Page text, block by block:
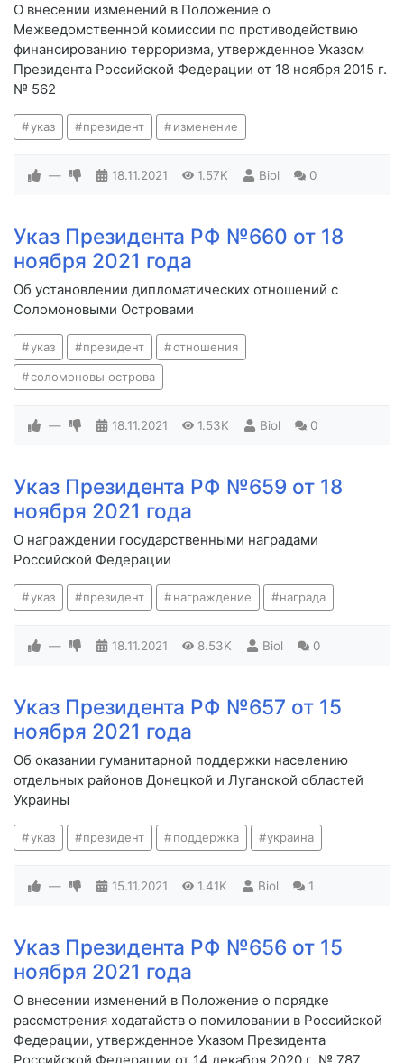
О внесении изменений в Положение о
Межведомственной комиссии по противодействию
финансированию терроризма, утвержденное Указом
Президента Российской Федерации от 18 ноября 2015 г.
№ 562
указ президент изменение
— 18.11.2021 1.57K Biol 0
Указ Президента РФ №660 от 18
ноября 2021 года
Об установлении дипломатических отношений с
Соломоновыми Островами
указ президент отношения
соломоновы острова
— 18.11.2021 1.53K Biol 0
Указ Президента РФ №659 от 18
ноября 2021 года
О награждении государственными наградами
Российской Федерации
указ президент награждение награда
— 18.11.2021 8.53K Biol 0
Указ Президента РФ №657 от 15
ноября 2021 года
Об оказании гуманитарной поддержки населению
отдельных районов Донецкой и Луганской областей
Украины
указ президент поддержка украина
— 15.11.2021 1.41K Biol 1
Указ Президента РФ №656 от 15
ноября 2021 года
О внесении изменений в Положение о порядке
рассмотрения ходатайств о помиловании в Российской
Федерации, утвержденное Указом Президента